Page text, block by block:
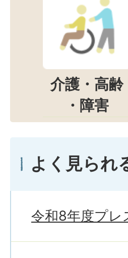
介護・高齢
・障害
よく見られ
令和8年度プレ